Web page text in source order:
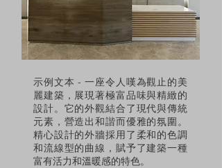
示例文本 - 一座令人嘆為觀止的美
麗建築，展現著極富品味與精緻的
設計。它的外觀結合了現代與傳統
元素，營造出和諧而優雅的氛圍。
精心設計的外牆採用了柔和的色調
和流線型的曲線，賦予了建築一種
富有活力和溫暖感的特色。